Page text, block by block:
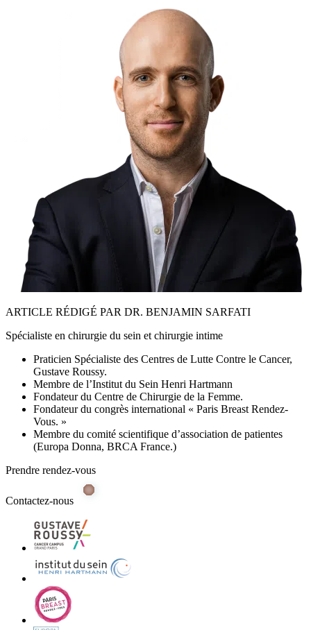
ARTICLE RÉDIGÉ PAR DR. BENJAMIN SARFATI
Spécialiste en chirurgie du sein et chirurgie intime
Praticien Spécialiste des Centres de Lutte Contre le Cancer,
Gustave Roussy.
Membre de l’Institut du Sein Henri Hartmann
Fondateur du Centre de Chirurgie de la Femme.
Fondateur du congrès international « Paris Breast Rendez-
Vous. »
Membre du comité scientifique d’association de patientes
(Europa Donna, BRCA France.)
Prendre rendez-vous
Contactez-nous